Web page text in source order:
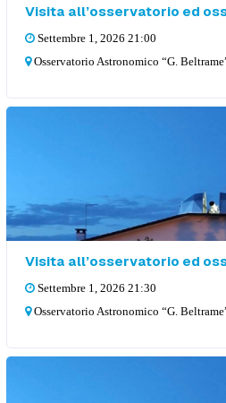
Visita all’osservatorio ed
Settembre 1, 2026 21:00
Osservatorio Astronomico “G. Beltrame” – Via
Visita all’osservatorio ed
Settembre 1, 2026 21:30
Osservatorio Astronomico “G. Beltrame” – Via